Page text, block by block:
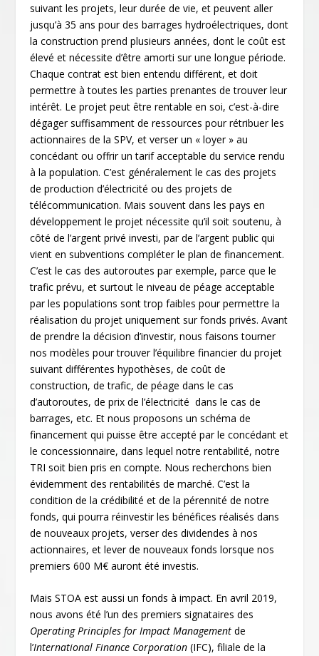
suivant les projets, leur durée de vie, et peuvent aller
jusqu’à 35 ans pour des barrages hydroélectriques, dont
la construction prend plusieurs années, dont le coût est
élevé et nécessite d’être amorti sur une longue période.
Chaque contrat est bien entendu différent, et doit
permettre à toutes les parties prenantes de trouver leur
intérêt. Le projet peut être rentable en soi, c’est-à-dire
dégager suffisamment de ressources pour rétribuer les
actionnaires de la SPV, et verser un « loyer » au
concédant ou offrir un tarif acceptable du service rendu
à la population. C’est généralement le cas des projets
de production d’électricité ou des projets de
télécommunication. Mais souvent dans les pays en
développement le projet nécessite qu’il soit soutenu, à
côté de l’argent privé investi, par de l’argent public qui
vient en subventions compléter le plan de financement.
C’est le cas des autoroutes par exemple, parce que le
trafic prévu, et surtout le niveau de péage acceptable
par les populations sont trop faibles pour permettre la
réalisation du projet uniquement sur fonds privés. Avant
de prendre la décision d’investir, nous faisons tourner
nos modèles pour trouver l’équilibre financier du projet
suivant différentes hypothèses, de coût de
construction, de trafic, de péage dans le cas
d’autoroutes, de prix de l’électricité dans le cas de
barrages, etc. Et nous proposons un schéma de
financement qui puisse être accepté par le concédant et
le concessionnaire, dans lequel notre rentabilité, notre
TRI soit bien pris en compte. Nous recherchons bien
évidemment des rentabilités de marché. C’est la
condition de la crédibilité et de la pérennité de notre
fonds, qui pourra réinvestir les bénéfices réalisés dans
de nouveaux projets, verser des dividendes à nos
actionnaires, et lever de nouveaux fonds lorsque nos
premiers 600 M€ auront été investis.
Mais STOA est aussi un fonds à impact. En avril 2019,
nous avons été l’un des premiers signataires des
Operating Principles for Impact Management de
l’International Finance Corporation (IFC), filiale de la